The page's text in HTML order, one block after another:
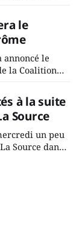
dans 2
lesle
annoncé le
la Coalition
qu'il
à la suite
Source
un peu
Source dans
et aspergée